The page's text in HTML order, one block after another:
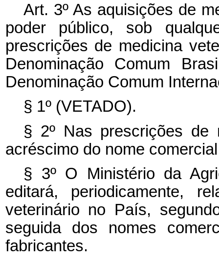
Art. 3º As aquisições de
poder público, sob
prescrições de medicina
Denominação Comum
Denominação Comum
§ 1º (VETADO).
§ 2º Nas prescrições de
acréscimo do nome
§ 3º O Ministério da
editará, periodicamente,
veterinário no País,
seguida dos nomes
fabricantes.